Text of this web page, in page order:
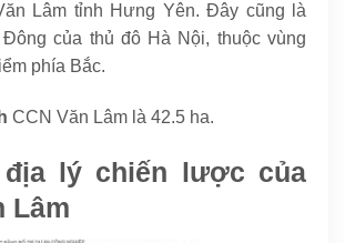
Lâm tỉnh Hưng Yên. Đây cũng là
của thủ đô Hà Nội, thuộc vùng
phía Bắc.
CCN Văn Lâm là 42.5 ha.
lý chiến lược của
Lâm